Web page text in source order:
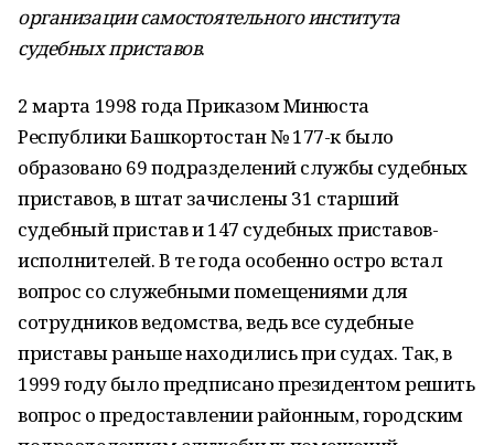
организации самостоятельного института
судебных приставов.
2 марта 1998 года Приказом Минюста
Республики Башкортостан № 177-к было
образовано 69 подразделений службы судебных
приставов, в штат зачислены 31 старший
судебный пристав и 147 судебных приставов-
исполнителей. В те года особенно остро встал
вопрос со служебными помещениями для
сотрудников ведомства, ведь все судебные
приставы раньше находились при судах. Так, в
1999 году было предписано президентом решить
вопрос о предоставлении районным, городским